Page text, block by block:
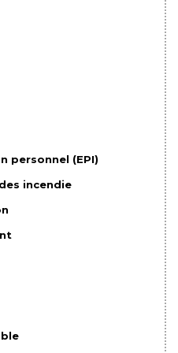
personnel (EPI)
incendie